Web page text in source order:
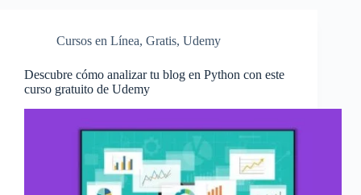
Cursos en Línea, Gratis, Udemy
Descubre cómo analizar tu blog en Python con este
curso gratuito de Udemy